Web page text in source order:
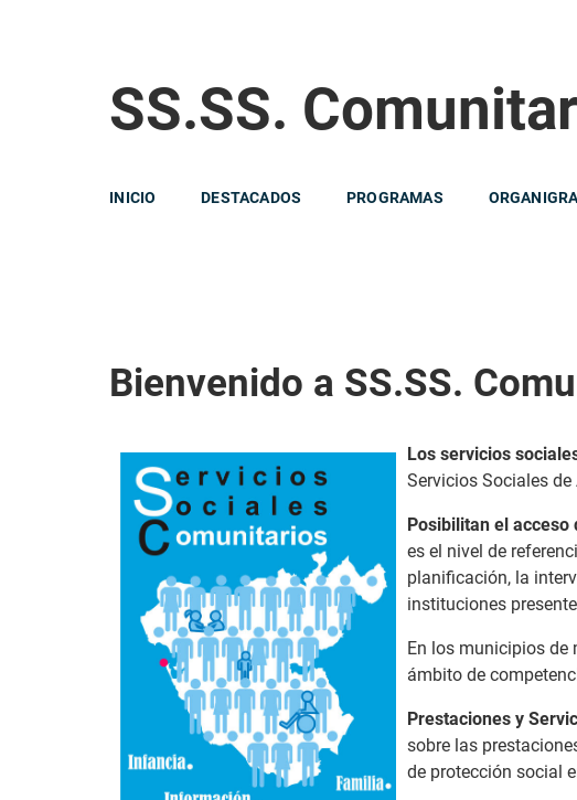
SS.SS.
INICIO DESTACADOS PROGRAMAS
Bienvenido a SS.SS.
Los servicios
Servicios Sociales
Posibilitan el acceso
es el nivel de
planificación, la
instituciones
En los municipios de
ámbito de
Prestaciones y
sobre las
de protección social